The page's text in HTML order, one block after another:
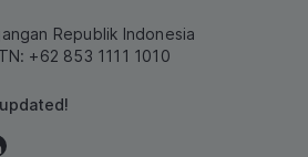
Republik Indonesia
+62 853 1111 1010